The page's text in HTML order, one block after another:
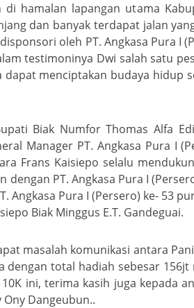
hamalan lapangan utama
dan banyak terdapat jalan
oleh PT. Angkasa Pura
testimoninya Dwi salah satu
menciptakan budaya
Biak Numfor Thomas Alfa
Manager PT. Angkasa Pura I
Frans Kaisiepo selalu
dengan PT. Angkasa Pura I
Angkasa Pura I (Persero) ke- 53
Biak Minggus E.T. Gandeguai.
masalah komunikasi antara
dengan total hadiah sebesar
ini, terima kasih juga kepada
Dangeubun..